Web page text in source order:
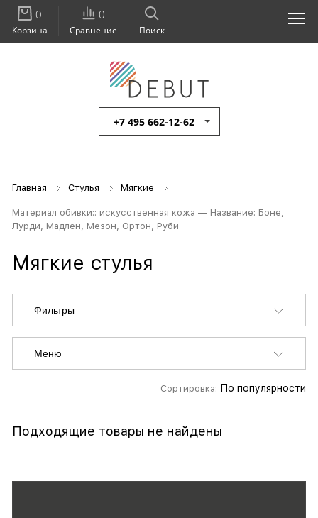
+7 495 662-12-62
Поиск
0
Сравнение
0
Корзина
Главная Стулья Мягкие
Материал обивки:: искусственная кожа — Название: Боне,
Лурди, Мадлен, Мезон, Ортон, Руби
Мягкие стулья
Фильтры
Меню
Сортировка: По популярности
Подходящие товары не найдены